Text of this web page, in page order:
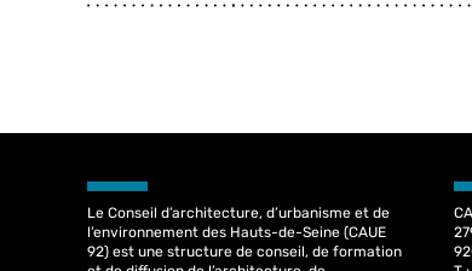
Le Conseil d’architecture, d’urbanisme et de
l’environnement des Hauts-de-Seine (CAUE
92) est une structure de conseil, de formation